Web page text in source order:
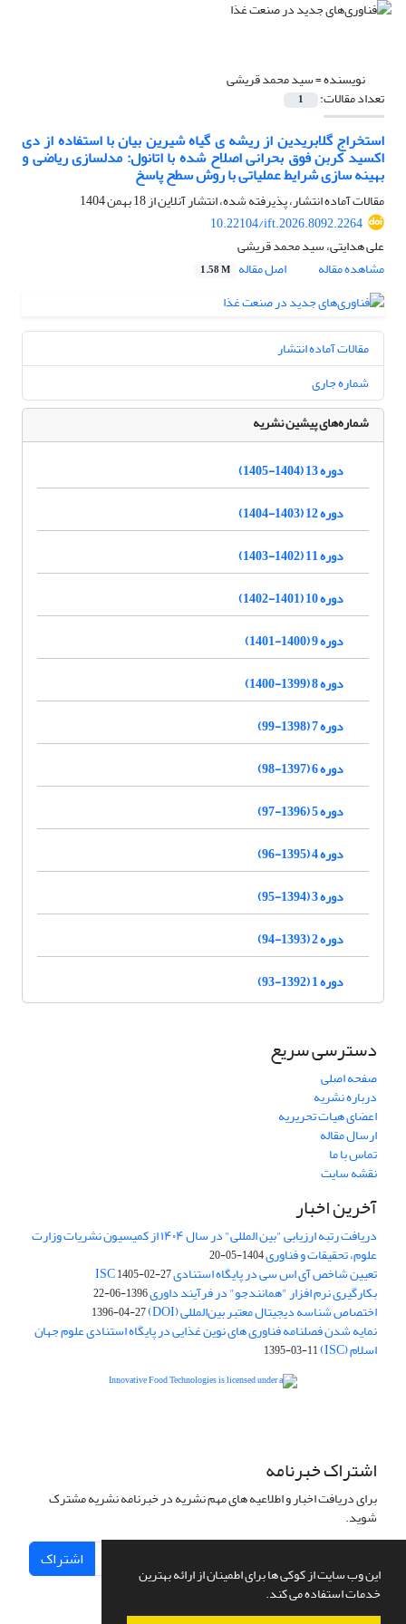
این وب سایت از کوکی ها برای اطمینان از ارائه بهترین
خدمات استفاده می کند.
نویسنده =سید محمد قریشی
تعداد مقالات: 1
استخراج گلابریدین از ریشه ی گیاه شیرین بیان با استفاده از دی
اکسید کربن فوق بحرانی اصلاح شده با اتانول: مدلسازی ریاضی و
بهینه سازی شرایط عملیاتی با روش سطح پاسخ
مقالات آماده انتشار، پذیرفته شده، انتشار آنلاین از18 بهمن 1404
10.22104/ift.2026.8092.2264
علی هدایتی، سید محمد قریشی
مشاهده مقاله
اصل مقاله 1.58 M
مقالات آماده انتشار
شماره جاری
شماره‌های پیشین نشریه
دوره 13 (1404-1405)
دوره 12 (1403-1404)
دوره 11 (1402-1403)
دوره 10 (1401-1402)
دوره 9 (1400-1401)
دوره 8 (1399-1400)
دوره 7 (1398-99)
دوره 6 (1397-98)
دوره 5 (1396-97)
دوره 4 (1395-96)
دوره 3 (1394-95)
دوره 2 (1393-94)
دوره 1 (1392-93)
دسترسی سریع
صفحه اصلی
درباره نشریه
اعضای هیات تحریریه
ارسال مقاله
تماس با ما
نقشه سایت
آخرین اخبار
دریافت رتبه ارزیابی "بین المللی" در سال ۱۴۰۴ از کمیسیون نشریات وزارت
علوم، تحقیقات و فناوری1404-05-20
تعیین شاخص آی اس سی در پایگاه استنادی ISC1405-02-27
بکارگیری نرم افزار "همانندجو" در فرآیند داوری1396-06-22
اختصاص شناسه دیجیتال معتبر بین‌المللی (DOI) 1396-04-27
نمایه شدن فصلنامه فناوری های نوین غذایی در پایگاه استنادی علوم جهان
اسلام (ISC) 1395-03-11
اشتراک خبرنامه
برای دریافت اخبار و اطلاعیه های مهم نشریه در خبرنامه نشریه مشترک
شوید.
اشتراک